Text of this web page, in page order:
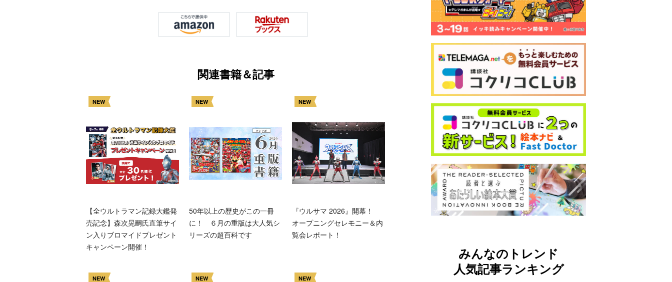
関連書籍＆記事
NEW
【全ウルトラマン記録大鑑発
売記念】森次晃嗣氏直筆サイ
ン入りブロマイドプレゼント
キャンペーン開催！
NEW
50年以上の歴史がこの一冊
に！ ６月の重版は大人気シ
リーズの超百科です
NEW
『ウルサマ 2026』開幕！
オープニングセレモニー＆内
覧会レポート！
NEW NEW NEW
みんなのトレンド
人気記事ランキング